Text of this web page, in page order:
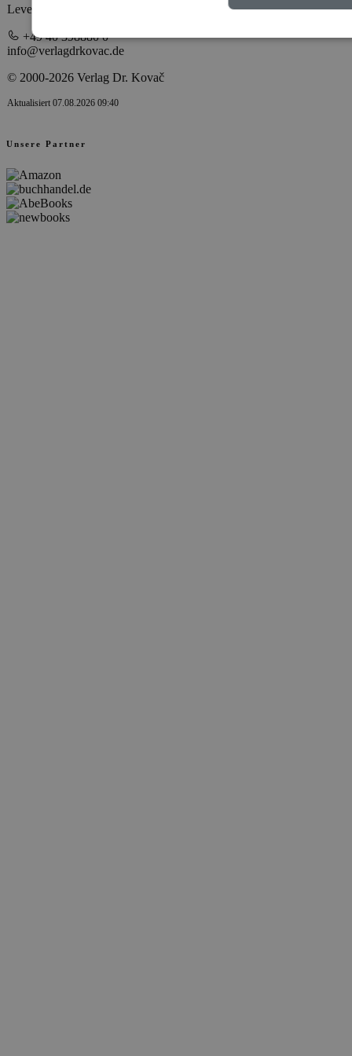
Leverkusenstraße 13 • 22761 Hamburg
+49 40 398880 0
info@verlagdrkovac.de
© 2000-2026 Verlag Dr. Kovač
Aktualisiert 07.08.2026 09:40
Unsere Partner